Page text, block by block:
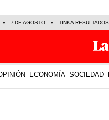
7 DE AGOSTO TINKA RESULTADOS
ECONOMÍA SOCIEDAD